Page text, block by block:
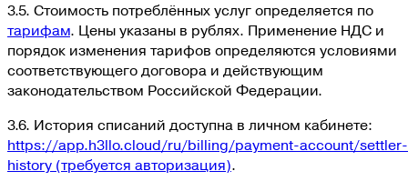
3.5. Стоимость потреблённых услуг определяется по
тарифам. Цены указаны в рублях. Применение НДС и
порядок изменения тарифов определяются условиями
соответствующего договора и действующим
законодательством Российской Федерации.
3.6. История списаний доступна в личном кабинете:
https://app.h3llo.cloud/ru/billing/payment-account/settler-
history (требуется авторизация).